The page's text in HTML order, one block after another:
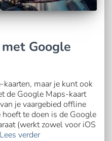
Google
maar je kunt ook
de Google Maps-kaart
je vaargebied offline
te doen is de Google
(werkt zowel voor iOS
Lees verder